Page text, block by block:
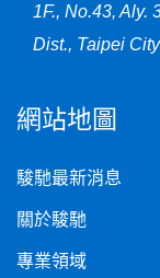
1F., No.43, Aly.
Dist., Taipei
網站地圖
駿馳最新消息
關於駿馳
專業領域